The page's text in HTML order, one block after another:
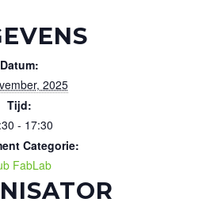
Datum:
2025
Tijd:
- 17:30
Categorie:
FabLab